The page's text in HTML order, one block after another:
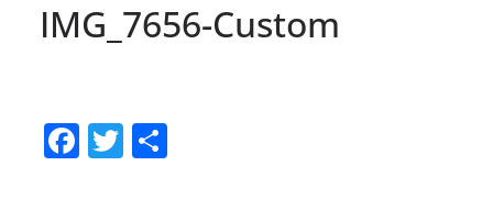
IMG_7656-Custom
F T